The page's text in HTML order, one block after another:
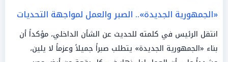
«الجمهورية الجديدة».. الصبر والعمل لمواجهة التحديات
انتقل الرئيس في كلمته للحديث عن الشأن الداخلي، مؤكداً أن
بناء «الجمهورية الجديدة» يتطلب صبراً جميلاً وعزماً لا يلين،